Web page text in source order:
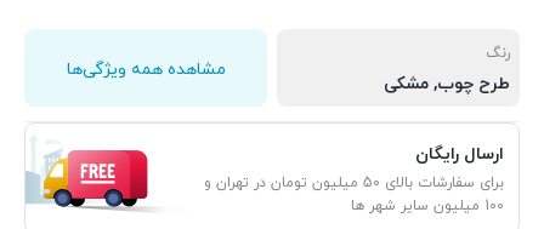
رنگ
طرح چوب, مشکی
مشاهده همه ویژگی‌ها
ارسال رایگان
برای سفارشات بالای 50 میلیون تومان در تهران و
100 میلیون سایر شهر ها